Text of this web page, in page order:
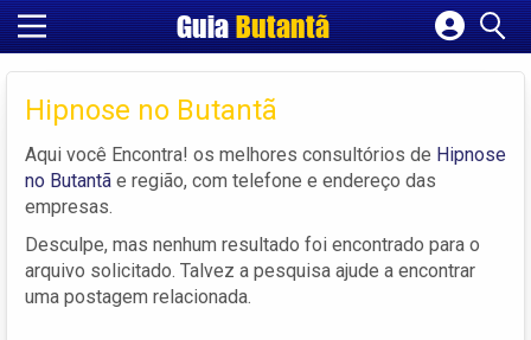
GuiaButantã
Cadastrar empresa
Fazer login
Criar conta
Hipnose no Butantã
Aqui você Encontra! os melhores consultórios de Hipnose
no Butantã e região, com telefone e endereço das
empresas.
Desculpe, mas nenhum resultado foi encontrado para o
arquivo solicitado. Talvez a pesquisa ajude a encontrar
uma postagem relacionada.